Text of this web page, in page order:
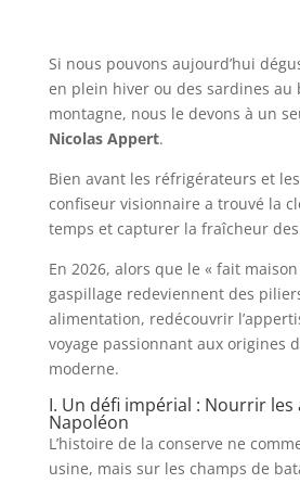
Si nous pouvons aujourd’hui
en plein hiver ou des sardines au
montagne, nous le devons à un
Nicolas Appert.
Bien avant les réfrigérateurs et
confiseur visionnaire a trouvé la
temps et capturer la fraîcheur des
En 2026, alors que le « fait maison
gaspillage redeviennent des
alimentation, redécouvrir
voyage passionnant aux origines
moderne.
I. Un défi impérial : Nourrir les
Napoléon
L’histoire de la conserve ne
usine, mais sur les champs de